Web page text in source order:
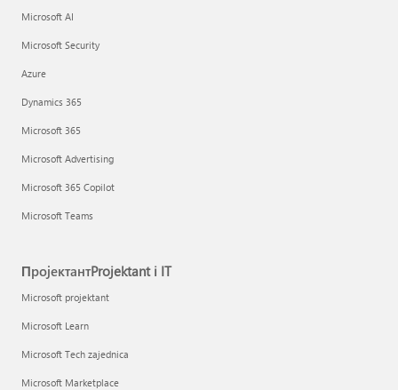
Microsoft AI
Microsoft Security
Azure
Dynamics 365
Microsoft 365
Microsoft Advertising
Microsoft 365 Copilot
Microsoft Teams
ПројектантProjektant i IT
Microsoft projektant
Microsoft Learn
Microsoft Tech zajednica
Microsoft Marketplace